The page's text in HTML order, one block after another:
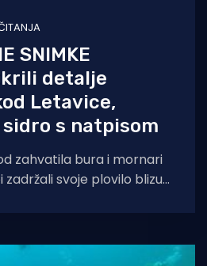
SNIMKE
detalje
Letavice,
s natpisom
zahvatila bura i mornari
zadržali svoje plovilo blizu